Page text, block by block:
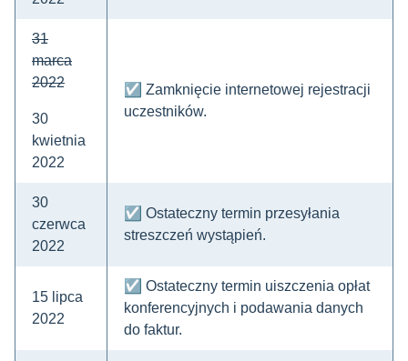
31
marca
2022
30
kwietnia
2022
☑ Zamknięcie internetowej rejestracji
uczestników.
30
czerwca
2022
☑ Ostateczny termin przesyłania
streszczeń wystąpień.
15 lipca
2022
☑ Ostateczny termin uiszczenia opłat
konferencyjnych i podawania danych
do faktur.